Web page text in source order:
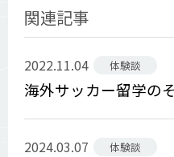
関連記事
2022.11.04 体験談
海外サッカー留学の
2024.03.07 体験談